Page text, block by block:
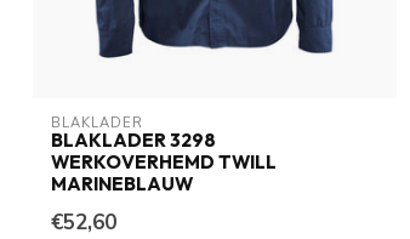
BLAKLADER
BLAKLADER 3298
WERKOVERHEMD TWILL
MARINEBLAUW
€52,60